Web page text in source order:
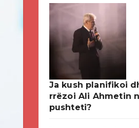
Ja kush planifikoi
rrëzoi Ali Ahmetin
pushteti?